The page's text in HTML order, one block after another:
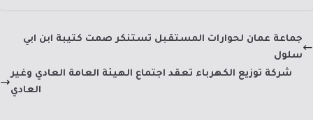
b
ok
sA
p
a
dI
جماعة عمان لحوارات المستقبل تستنكر صمت كتيبة ابن ابي
سلول
شركة توزيع الكهرباء تعقد اجتماع الهيئة العامة العادي وغير
العادي